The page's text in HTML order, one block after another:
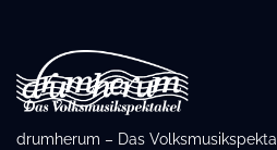
drumherum – Das